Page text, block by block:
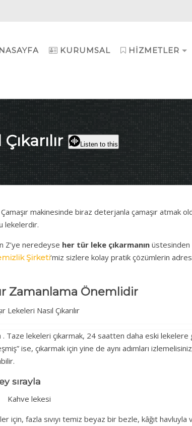
KURUMSAL HIZMETLER
Listen to this
makinesinde biraz deterjanla çamaşır atmak
lekelerdir.
Z’ye neredeyse her tür leke çıkarmanın üstesinden
Şirketi‘miz sizlere kolay pratik çözümlerin
Zamanlama Önemlidir
Taze lekeleri çıkarmak, 24 saatten daha eski lekelere
ise, çıkarmak için yine de aynı adımları
sırayla
için, fazla sıvıyı temiz beyaz bir bezle, kâğıt havluyla